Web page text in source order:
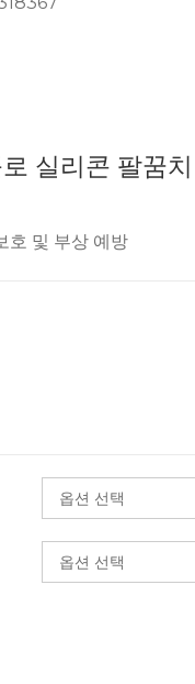
실리콘 팔꿈
호 및 부상 예방